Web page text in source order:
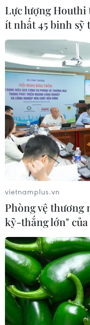
Lực lượng Houthi
ít nhất 45 binh sỹ
vietnamplus.vn
Phòng vệ thương
kỹ-thắng lớn"